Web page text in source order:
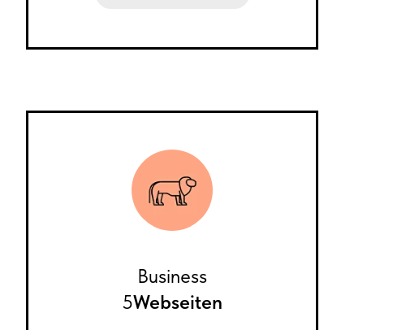
Business
5Webseiten